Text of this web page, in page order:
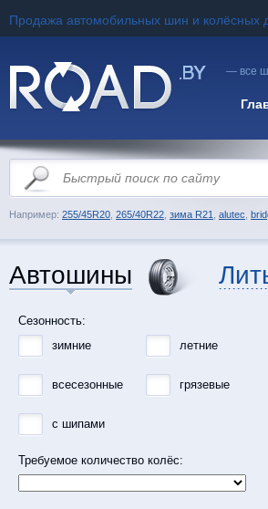
Продажа автомобильных шин и колёсных
— все
Например: 255/45R20 265/40R22 зима R21 alutec
Автошины
Сезонность:
зимние
летние
всесезонные грязевые
с шипами
Требуемое количество колёс: